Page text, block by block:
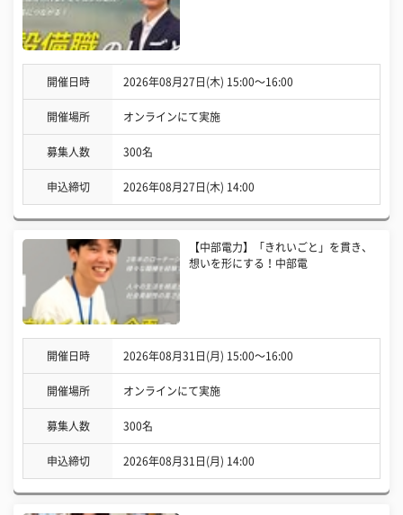
開催日時 2026年08月27日(木) 15:00〜16:00
開催場所 オンラインにて実施
募集人数 300名
申込締切 2026年08月27日(木) 14:00
【中部電力】「きれいごと」を貫き、
想いを形にする！中部電
開催日時 2026年08月31日(月) 15:00〜16:00
開催場所 オンラインにて実施
募集人数 300名
申込締切 2026年08月31日(月) 14:00